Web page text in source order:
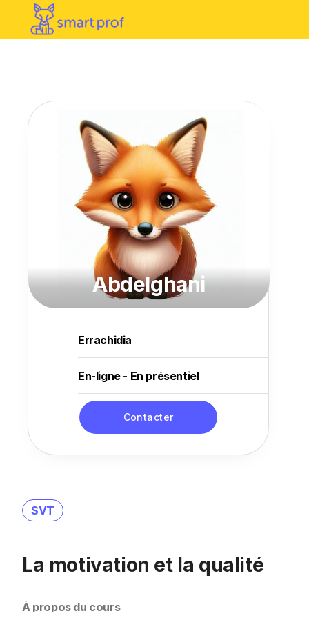
SVT
La motivation et la qualité
À propos du cours
Abdelghani
Errachidia
En-ligne - En présentiel
Contacter